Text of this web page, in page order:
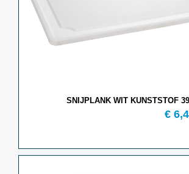
SNIJPLANK WIT KUNSTSTOF
€